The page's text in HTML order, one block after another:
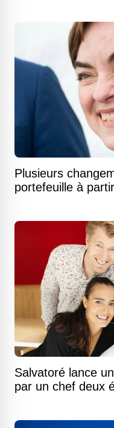
Plusieurs
portefeuille à
Salvatoré lance
par un chef deux